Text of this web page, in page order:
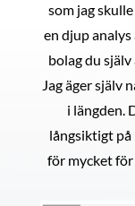
som jag
en djup
bolag du
Jag äger själv
i längden.
långsiktigt på
för mycket